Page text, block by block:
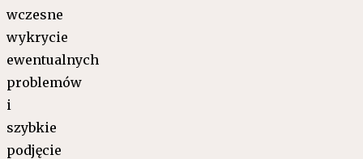
wczesne
wykrycie
ewentualnych
problemów
i
szybkie
podjęcie